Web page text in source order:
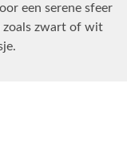
een serene sfeer
zoals zwart of wit